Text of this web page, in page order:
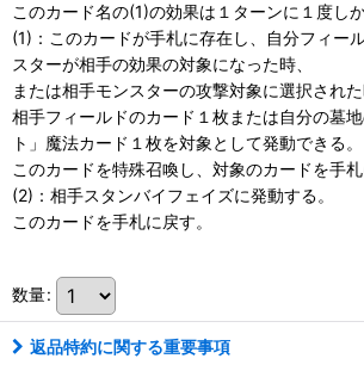
このカード名の(1)の効果は１ターンに１度し
(1)：このカードが手札に存在し、自分フィー
スターが相手の効果の対象になった時、
または相手モンスターの攻撃対象に選択された
相手フィールドのカード１枚または自分の墓
ト」魔法カード１枚を対象として発動できる。
このカードを特殊召喚し、対象のカードを手札
(2)：相手スタンバイフェイズに発動する。
このカードを手札に戻す。
数量:
返品特約に関する重要事項